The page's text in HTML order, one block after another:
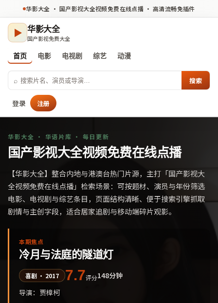
华影大全 · 国产影视大全视频免费在线点播· 高清流畅免插件
▶ 华影大全
国产影视免费大全
首页 电影 电视剧 综艺 动漫
⌕ 搜索
登录 注册
华影大全 · 华语片库 · 每日更新
国产影视大全视频免费在线点播
【华影大全】整合内地与港澳台热门片源，主打「国产影视大
全视频免费在线点播」检索场景：可按题材、演员与年份筛选
电影、电视剧与综艺条目，页面结构清晰、便于搜索引擎抓取
剧情与主创字段，适合居家追剧与移动端碎片观影。
本期焦点
冷月与法庭的隧道灯
喜剧 · 2017 7.7评分148分钟
导演： 贾樟柯